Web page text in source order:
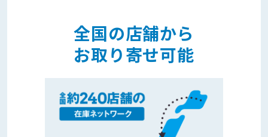
全国の店舗から
お取り寄せ可能